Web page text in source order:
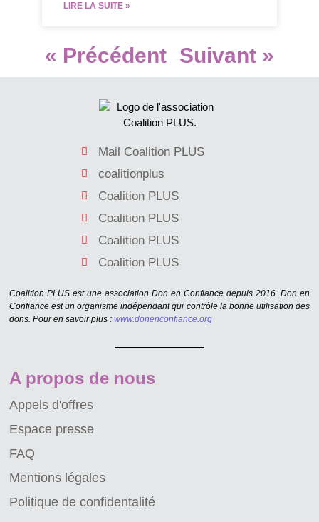
LIRE LA SUITE »
« Précédent Suivant »
Mail Coalition PLUS
coalitionplus
Coalition PLUS
Coalition PLUS
Coalition PLUS
Coalition PLUS
Coalition PLUS est une association Don en Confiance depuis 2016. Don en
Confiance est un organisme indépendant qui contrôle la bonne utilisation des
dons. Pour en savoir plus :www.donenconfiance.org
A propos de nous
Appels d'offres
Espace presse
FAQ
Mentions légales
Politique de confidentalité